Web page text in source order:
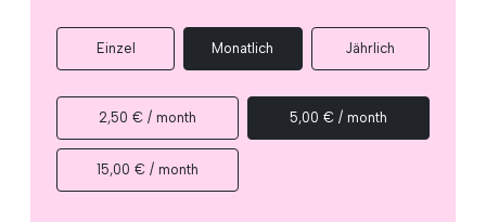
Einzel Monatlich Jährlich
2,50 € / month 5,00 € / month
15,00 € / month